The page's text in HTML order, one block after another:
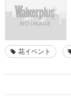
花イベント